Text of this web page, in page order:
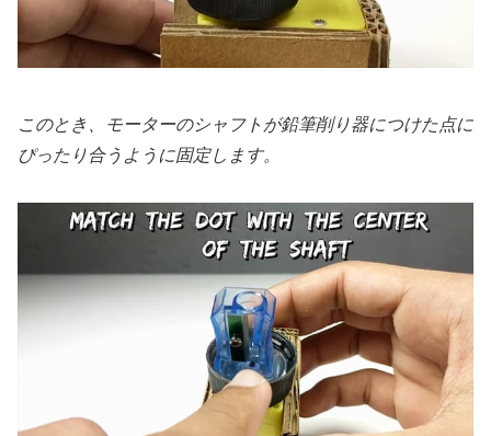
このとき、モーターのシャフトが鉛筆削り器につけた点に
ぴったり合うように固定します。